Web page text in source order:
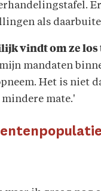
als
vindt om ze los
mandaten
Het is niet
mate.'